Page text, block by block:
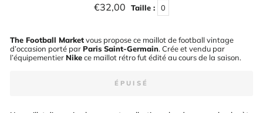
Prix
régulier
€32,00 Taille : 0
The Football Marketvous propose ce maillot de football vintage
d’occasion porté par Paris Saint-Germain. Crée et vendu par
l’équipementier Nikece maillot rétro fut édité au cours de la saison.
ÉPUISÉ